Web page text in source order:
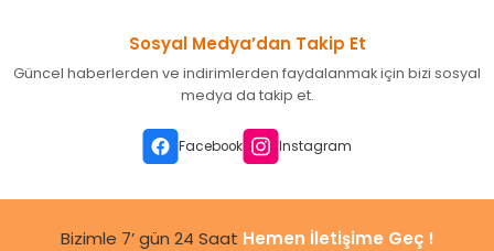
Ürün resmi kalitesiz, bozuk veya görüntülenemiyor.
Ürün açıklamasında eksik bilgiler bulunuyor.
Ürün fiyatı diğer sitelerden daha pahalı.
Sosyal Medya’dan Takip Et
Güncel haberlerden ve indirimlerden faydalanmak için bizi sosyal
medya da takip et.
Facebook Instagram
Bizimle 7’ gün 24 Saat Hemen İletişime Geç !